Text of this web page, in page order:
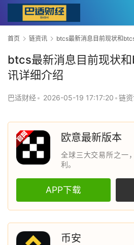
首页 链资讯 btcs最新消息目前现状和
btcs最新消息目前现状
讯详细介绍
巴适财经• 2026-05-19 17:17:20 •链资
欧意最新版本
全球三大交易所之一
利。
APP下载
币安